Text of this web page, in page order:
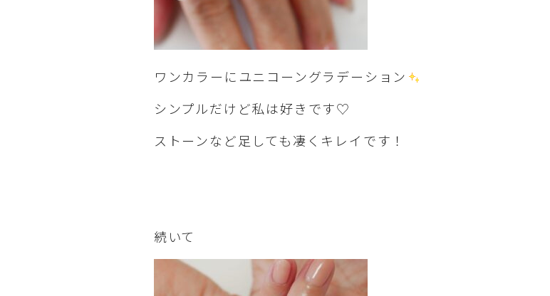
ワンカラーにユニコーングラデーション
シンプルだけど私は好きです♡
ストーンなど足しても凄くキレイです！
続いて